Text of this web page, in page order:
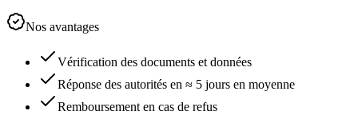
Nos avantages
Vérification des documents et données
Réponse des autorités en ≈ 5 jours en moyenne
Remboursement en cas de refus